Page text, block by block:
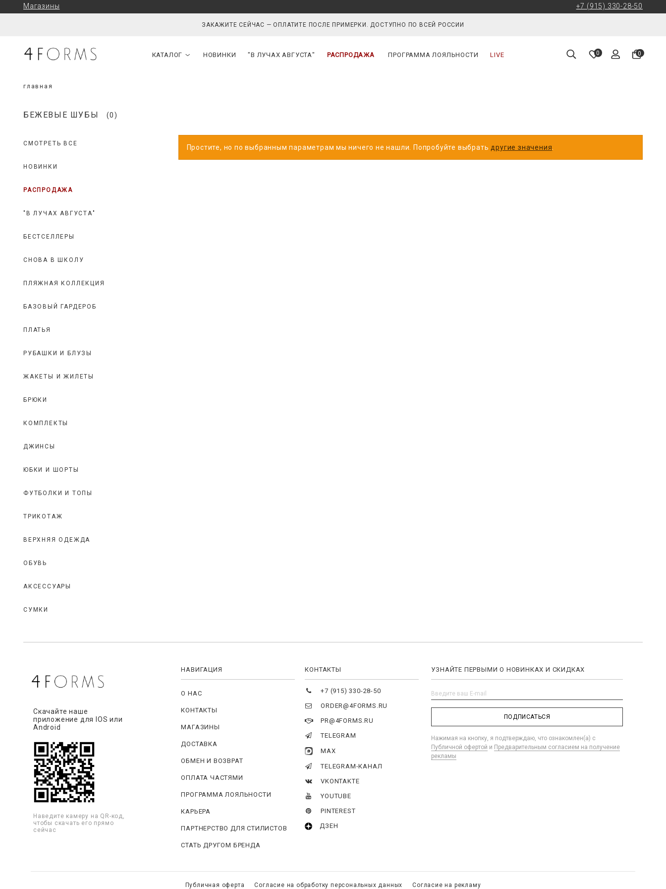
Магазины +7 (915) 330-28-50
ЗАКАЖИТЕ СЕЙЧАС — ОПЛАТИТЕ ПОСЛЕ ПРИМЕРКИ. ДОСТУПНО ПО ВСЕЙ РОССИИ
КАТАЛОГ НОВИНКИ "В ЛУЧАХ АВГУСТА" РАСПРОДАЖА ПРОГРАММА ЛОЯЛЬНОСТИ LIVE 0 0
главная
БЕЖЕВЫЕ ШУБЫ (0)
СМОТРЕТЬ ВСЕ
НОВИНКИ
РАСПРОДАЖА
"В ЛУЧАХ АВГУСТА"
БЕСТСЕЛЛЕРЫ
СНОВА В ШКОЛУ
ПЛЯЖНАЯ КОЛЛЕКЦИЯ
БАЗОВЫЙ ГАРДЕРОБ
ПЛАТЬЯ
РУБАШКИ И БЛУЗЫ
ЖАКЕТЫ И ЖИЛЕТЫ
БРЮКИ
КОМПЛЕКТЫ
ДЖИНСЫ
ЮБКИ И ШОРТЫ
ФУТБОЛКИ И ТОПЫ
ТРИКОТАЖ
ВЕРХНЯЯ ОДЕЖДА
ОБУВЬ
АКСЕССУАРЫ
СУМКИ
Простите, но по выбранным параметрам мы ничего не нашли. Попробуйте выбратьдругие значения.
Скачайте наше
приложение для IOS или
Android
Наведите камеру на QR-код,
чтобы скачать его прямо
сейчас
НАВИГАЦИЯ
О НАС
КОНТАКТЫ
МАГАЗИНЫ
ДОСТАВКА
ОБМЕН И ВОЗВРАТ
ОПЛАТА ЧАСТЯМИ
ПРОГРАММА ЛОЯЛЬНОСТИ
КАРЬЕРА
ПАРТНЕРСТВО ДЛЯ СТИЛИСТОВ
СТАТЬ ДРУГОМ БРЕНДА
КОНТАКТЫ
+7 (915) 330-28-50
ORDER@4FORMS.RU
PR@4FORMS.RU
TELEGRAM
MAX
TELEGRAM-КАНАЛ
VKONTAKTE
YOUTUBE
PINTEREST
ДЗЕН
УЗНАЙТЕ ПЕРВЫМИ О НОВИНКАХ И СКИДКАХ
ПОДПИСАТЬСЯ
Нажимая на кнопку, я подтверждаю, что ознакомлен(а) с
Публичной офертой и Предварительным согласием на получение
рекламы
Публичная оферта Согласие на обработку персональных данных Согласие на рекламу